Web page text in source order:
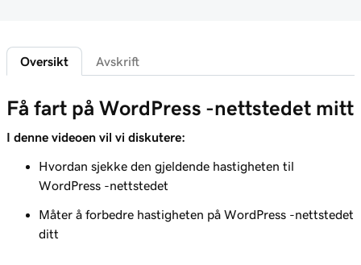
Koble domenet ditt til et Administrert
hosting for WordPress -nettsted
Leksjon 7 (av 29)
WordPress -administratorinstrumentbord -
funksjoner
Leksjon 8 (av 29)
Legg til sider i navigasjonsmenyen i
WordPress
Oversikt Avskrift
Få fart på WordPress -nettstedet mitt
I denne videoen vil vi diskutere:
Hvordan sjekke den gjeldende hastigheten til
WordPress -nettstedet
Måter å forbedre hastigheten på WordPress -nettstedet
ditt